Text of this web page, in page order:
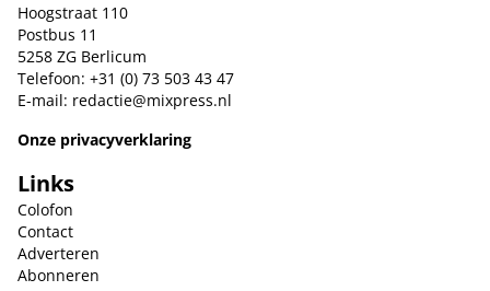
Hoogstraat 110
Postbus 11
5258 ZG Berlicum
Telefoon: +31 (0) 73 503 43 47
E-mail: redactie@mixpress.nl
Onze privacyverklaring
Links
Colofon
Contact
Adverteren
Abonneren